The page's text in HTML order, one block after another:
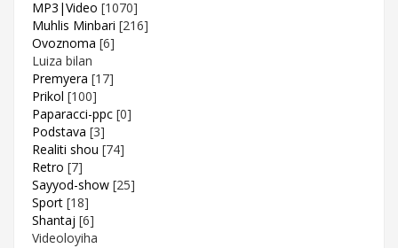
MP3|Video [1070]
Muhlis Minbari [216]
Ovoznoma [6]
Luiza bilan
Premyera [17]
Prikol [100]
Paparacci-ppc [0]
Podstava [3]
Realiti shou [74]
Retro [7]
Sayyod-show [25]
Sport [18]
Shantaj [6]
Videoloyiha